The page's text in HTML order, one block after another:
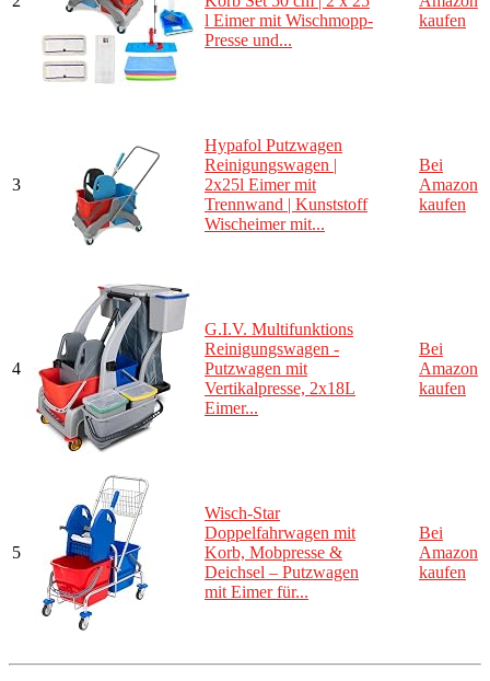
l Eimer mit Wischmopp-
Presse und...
kaufen
3
Hypafol Putzwagen
Reinigungswagen |
2x25l Eimer mit
Trennwand | Kunststoff
Wischeimer mit...
Bei
Amazon
kaufen
4
G.I.V. Multifunktions
Reinigungswagen -
Putzwagen mit
Vertikalpresse, 2x18L
Eimer...
Bei
Amazon
kaufen
5
Wisch-Star
Doppelfahrwagen mit
Korb, Mobpresse &
Deichsel – Putzwagen
mit Eimer für...
Bei
Amazon
kaufen